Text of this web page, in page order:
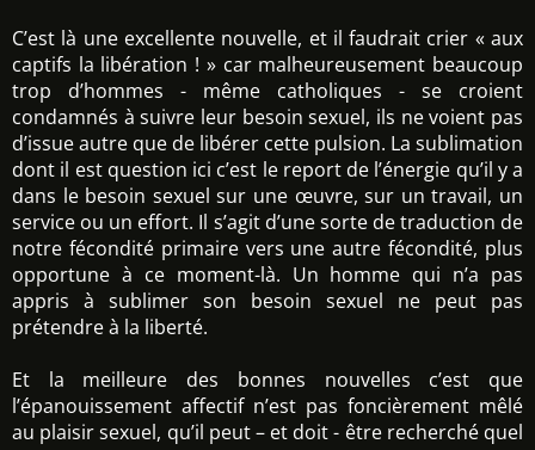
C’est là une excellente nouvelle, et il faudrait crier « aux
captifs la libération ! » car malheureusement beaucoup
trop d’hommes - même catholiques - se croient
condamnés à suivre leur besoin sexuel, ils ne voient pas
d’issue autre que de libérer cette pulsion. La sublimation
dont il est question ici c’est le report de l’énergie qu’il y a
dans le besoin sexuel sur une œuvre, sur un travail, un
service ou un effort. Il s’agit d’une sorte de traduction de
notre fécondité primaire vers une autre fécondité, plus
opportune à ce moment-là. Un homme qui n’a pas
appris à sublimer son besoin sexuel ne peut pas
prétendre à la liberté.
Et la meilleure des bonnes nouvelles c’est que
l’épanouissement affectif n’est pas foncièrement mêlé
au plaisir sexuel, qu’il peut – et doit - être recherché quel